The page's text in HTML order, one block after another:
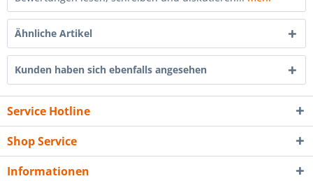
Ähnliche Artikel
Kunden haben sich ebenfalls angesehen
Service Hotline
Shop Service
Informationen